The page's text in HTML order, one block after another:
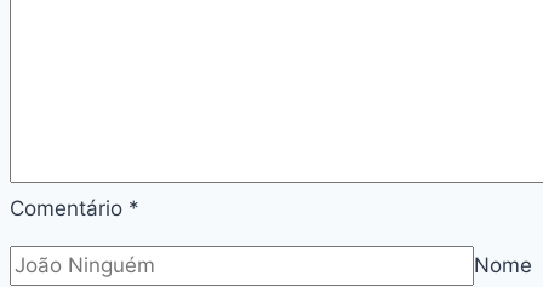
Comentário *
Nome